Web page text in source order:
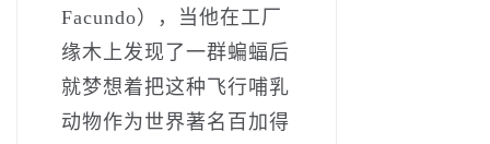
Facundo），当他在工厂
缘木上发现了一群蝙蝠后
就梦想着把这种飞行哺乳
动物作为世界著名百加得